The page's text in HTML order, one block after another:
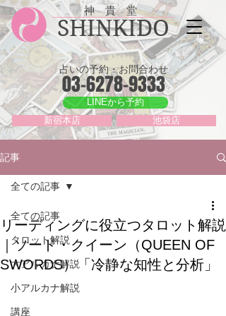
神 貴 堂
SHINKIDO
占いの予約・お問合わせ
03-6278-9333
LINEから予約
新宿本店 池袋店
記事
全ての記事
タロット解説
大アルカナ解説
小アルカナ解説
講座
全ての記事
リーディングに役立つタロット解説
｜ソード・クイーン（QUEEN OF
SWORDS）「冷静な知性と分析」